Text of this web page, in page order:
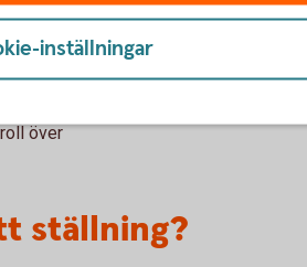
eller kontroll i
utövar
över
ställning?
inställningar